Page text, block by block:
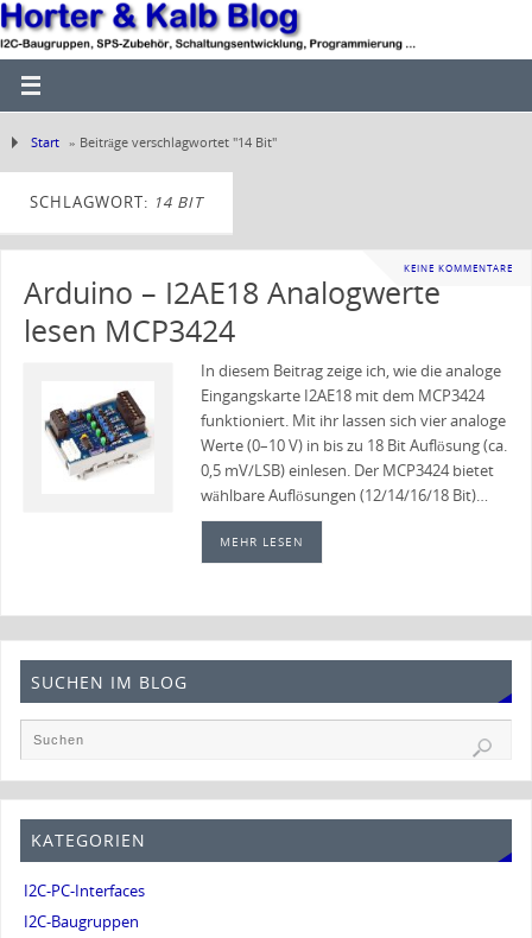
Start » Beiträge verschlagwortet "14 Bit"
SCHLAGWORT: 14 BIT
KEINE KOMMENTARE
Arduino – I2AE18 Analogwerte
lesen MCP3424
In diesem Beitrag zeige ich, wie die analoge
Eingangskarte I2AE18 mit dem MCP3424
funktioniert. Mit ihr lassen sich vier analoge
Werte (0–10 V) in bis zu 18 Bit Auflösung (ca.
0,5 mV/LSB) einlesen. Der MCP3424 bietet
wählbare Auflösungen (12/14/16/18 Bit)…
MEHR LESEN
SUCHEN IM BLOG
KATEGORIEN
I2C-PC-Interfaces
I2C-Baugruppen